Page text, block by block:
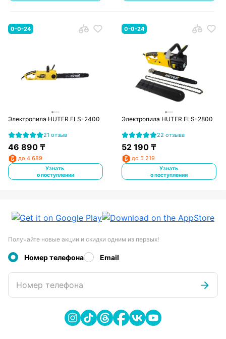
0-0-24
Электропила HUTER ELS-2400
21 отзыв
46 890₸
до 4 689
Узнать
о поступлении
0-0-24
Электропила HUTER ELS-2800
22 отзыва
52 190 ₸
до 5 219
Узнать
о поступлении
Получайте новые акции и скидки одним из первых!
Номер телефона Email
Номер телефона